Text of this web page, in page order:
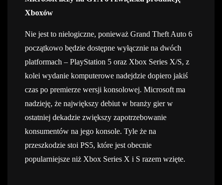
Xboxów
Nie jest to nielogiczne, ponieważ Grand Theft Auto 6
początkowo będzie dostępne wyłącznie na dwóch
platformach – PlayStation 5 oraz Xbox Series X/S, z
kolei wydanie komputerowe nadejdzie dopiero jakiś
czas po premierze wersji konsolowej. Microsoft ma
nadzieję, że największy debiut w branży gier w
ostatniej dekadzie zwiększy zapotrzebowanie
konsumentów na jego konsole. Tyle że na
przeszkodzie stoi PS5, które jest obecnie
popularniejsze niż Xbox Series X i S razem wzięte.